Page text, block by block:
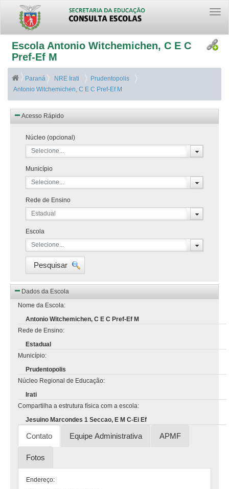
Escola Antonio Witchemichen, C E C
Pref-Ef M
Paraná NRE Irati
Prudentopolis
Antonio Witchemichen, C E C Pref-Ef M
Acesso Rápido
Núcleo (opcional)
Selecione...
Município
Selecione...
Rede de Ensino
Estadual
Escola
Selecione...
Pesquisar
Dados da Escola
Nome da Escola:
Antonio Witchemichen, C E C Pref-Ef M
Rede de Ensino:
Estadual
Município:
Prudentopolis
Núcleo Regional de Educação:
Irati
Compartilha a estrutura física com a escola:
Jesuino Marcondes 1 Seccao, E M C-Ei Ef
Contato Equipe Administrativa APMF
Fotos
Endereço: